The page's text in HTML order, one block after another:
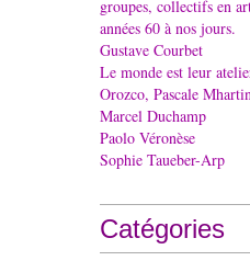
groupes, collectifs en
années 60 à nos jours.
Gustave Courbet
Le monde est leur
Orozco, Pascale
Marcel Duchamp
Paolo Véronèse
Sophie Taueber-Arp
Catégories